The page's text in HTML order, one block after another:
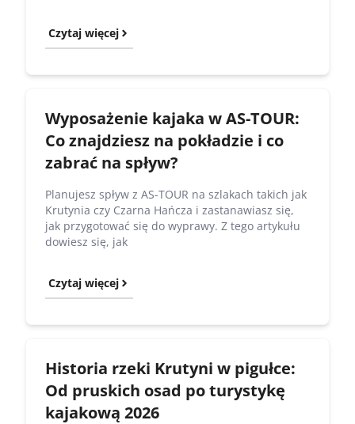
Czytaj więcej
Wyposażenie kajaka w AS-TOUR:
Co znajdziesz na pokładzie i co
zabrać na spływ?
Planujesz spływ z AS-TOUR na szlakach takich jak
Krutynia czy Czarna Hańcza i zastanawiasz się,
jak przygotować się do wyprawy. Z tego artykułu
dowiesz się, jak
Czytaj więcej
Historia rzeki Krutyni w pigułce:
Od pruskich osad po turystykę
kajakową 2026